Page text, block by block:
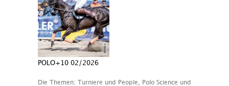
POLO+10 02/2026
Die Themen: Turniere und People, Polo Science und